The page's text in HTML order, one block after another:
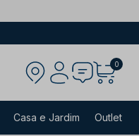
0
Casa e Jardim Outlet